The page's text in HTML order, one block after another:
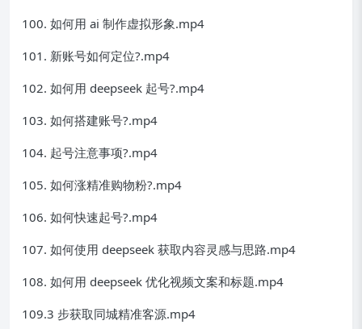
100. 如何用 ai 制作虚拟形象.mp4
101. 新账号如何定位?.mp4
102. 如何用 deepseek 起号?.mp4
103. 如何搭建账号?.mp4
104. 起号注意事项?.mp4
105. 如何涨精准购物粉?.mp4
106. 如何快速起号?.mp4
107. 如何使用 deepseek 获取内容灵感与思路.mp4
108. 如何用 deepseek 优化视频文案和标题.mp4
109.3 步获取同城精准客源.mp4